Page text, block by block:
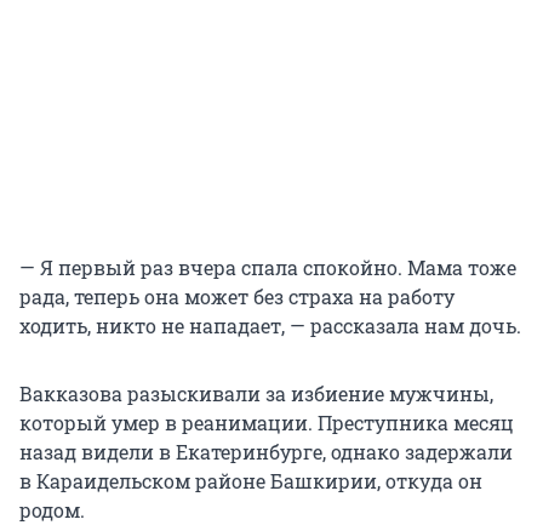
— Я первый раз вчера спала спокойно. Мама тоже
рада, теперь она может без страха на работу
ходить, никто не нападает, — рассказала нам дочь.
Вакказова разыскивали за избиение мужчины,
который умер в реанимации. Преступника месяц
назад видели в Екатеринбурге, однако задержали
в Караидельском районе Башкирии, откуда он
родом.